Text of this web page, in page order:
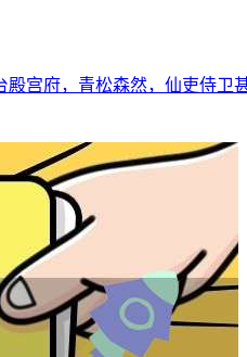
宫府，青松森然，仙吏侍